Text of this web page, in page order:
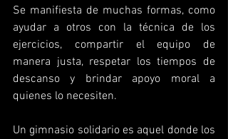
Se manifiesta de muchas formas, como
ayudar a otros con la técnica de los
ejercicios, compartir el equipo de
manera justa, respetar los tiempos de
descanso y brindar apoyo moral a
quienes lo necesiten.
Un gimnasio solidario es aquel donde los